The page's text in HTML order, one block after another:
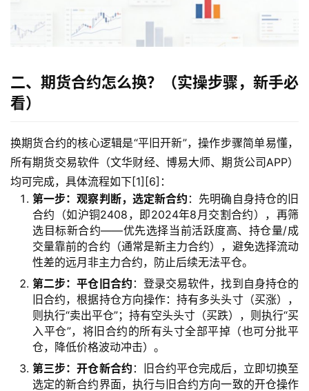
二、期货合约怎么换？（实操步骤，新手必
看）
换期货合约的核心逻辑是“平旧开新”，操作步骤简单易懂，
所有期货交易软件（文华财经、博易大师、期货公司APP）
均可完成，具体流程如下[1][6]：
第一步：观察判断，选定新合约 ：先明确自身持仓的旧
合约（如沪铜2408，即2024年8月交割合约），再筛
选目标新合约——优先选择当前活跃度高、持仓量/成
交量靠前的合约（通常是新主力合约），避免选择流动
性差的远月非主力合约，防止后续无法平仓。
第二步：平仓旧合约 ：登录交易软件，找到自身持仓的
旧合约，根据持仓方向操作：持有多头头寸（买涨），
则执行“卖出平仓”；持有空头头寸（买跌），则执行“买
入平仓”，将旧合约的所有头寸全部平掉（也可分批平
仓，降低价格波动冲击）。
第三步：开仓新合约 ：旧合约平仓完成后，立即切换至
选定的新合约界面，执行与旧合约方向一致的开仓操作